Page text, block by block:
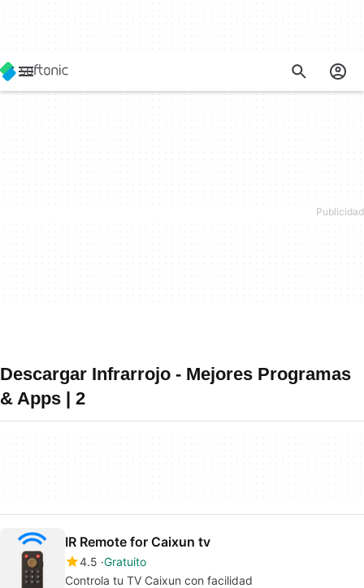
Descargar Infrarrojo - Mejores Programas
& Apps | 2
IR Remote for Caixun tv
4.5 Gratuito
Controla tu TV Caixun con facilidad